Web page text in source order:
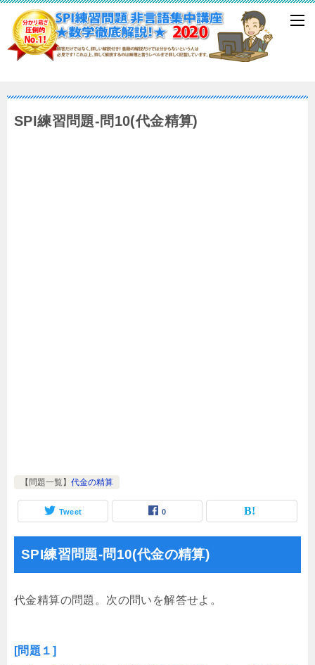
SPI練習問題-問10(代金精算)
【問題一覧】 代金の精算
Tweet 0
SPI練習問題-問10(代金の精算)
代金精算の問題。次の問いを解答せよ。
[問題１]